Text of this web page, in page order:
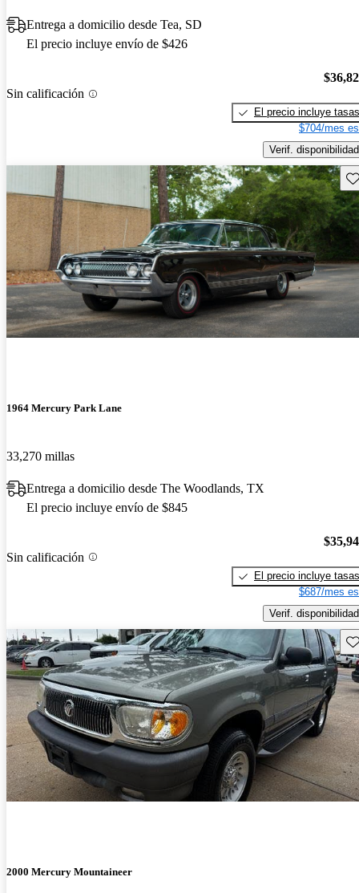
Entrega a domicilio desde Tea, SD
El precio incluye envío de $426
Sin calificación
El precio incluye tasas
$704/mes
Verif. disponibilidad
1964 Mercury Park Lane
33,270 millas
Entrega a domicilio desde The Woodlands, TX
El precio incluye envío de $845
Sin calificación
El precio incluye tasas
$687/mes
Verif. disponibilidad
2000 Mercury Mountaineer